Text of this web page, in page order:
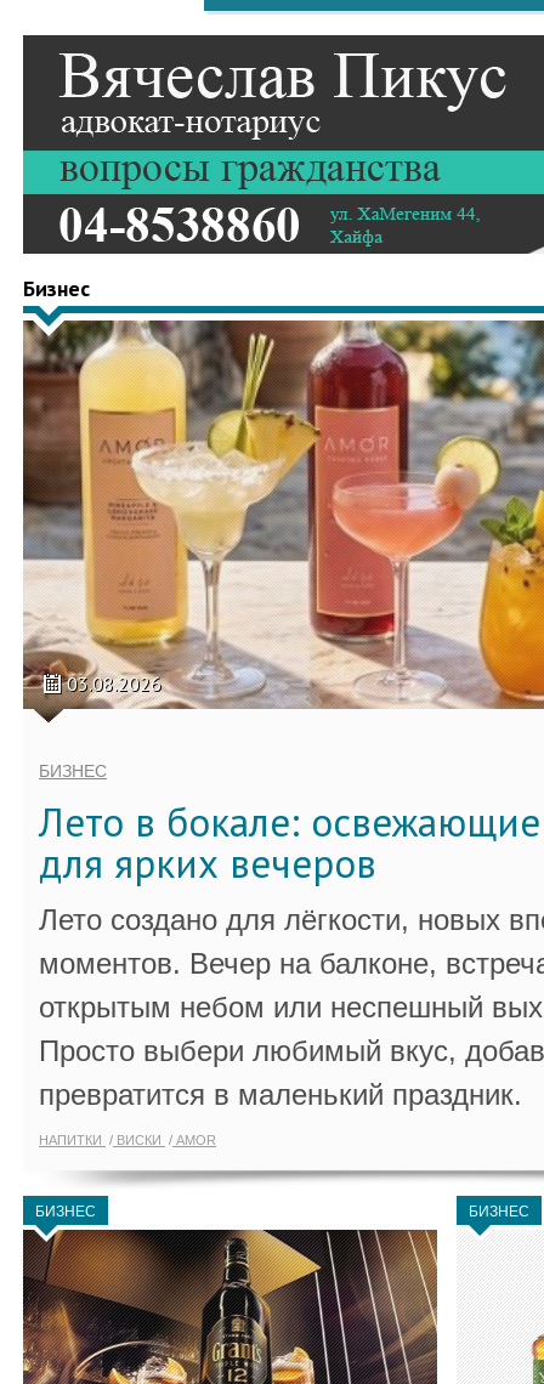
Бизнес
03.08.2026
БИЗНЕС
Лето в бокале:
для ярких вечеров
Лето создано для лёгкости, новых
моментов. Вечер на балконе,
открытым небом или неспешный
Просто выбери любимый вкус,
превратится в маленький праздник.
НАПИТКИ ВИСКИ AMOR
БИЗНЕС БИЗНЕС